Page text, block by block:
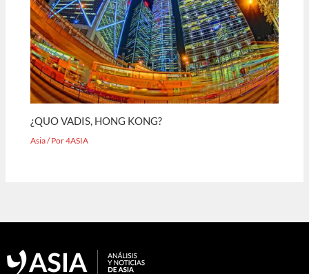
¿QUO VADIS, HONG KONG?
Asia/ Por4ASIA